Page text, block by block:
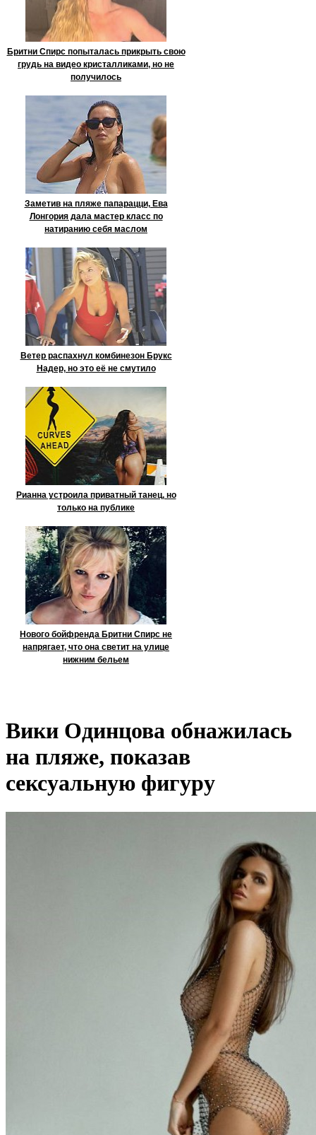
Бритни Спирс попыталась прикрыть свою
грудь на видео кристалликами, но не
получилось
Заметив на пляже папарацци, Ева
Лонгория дала мастер класс по
натиранию себя маслом
Ветер распахнул комбинезон Брукс
Надер, но это её не смутило
Рианна устроила приватный танец, но
только на публике
Нового бойфренда Бритни Спирс не
напрягает, что она светит на улице
нижним бельем
Вики Одинцова обнажилась
на пляже, показав
сексуальную фигуру